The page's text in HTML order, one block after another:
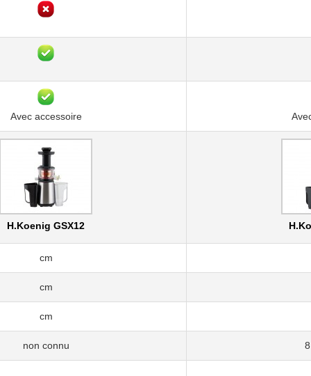
Avec accessoire
H.Koenig GSX12
cm
cm
cm
non connu